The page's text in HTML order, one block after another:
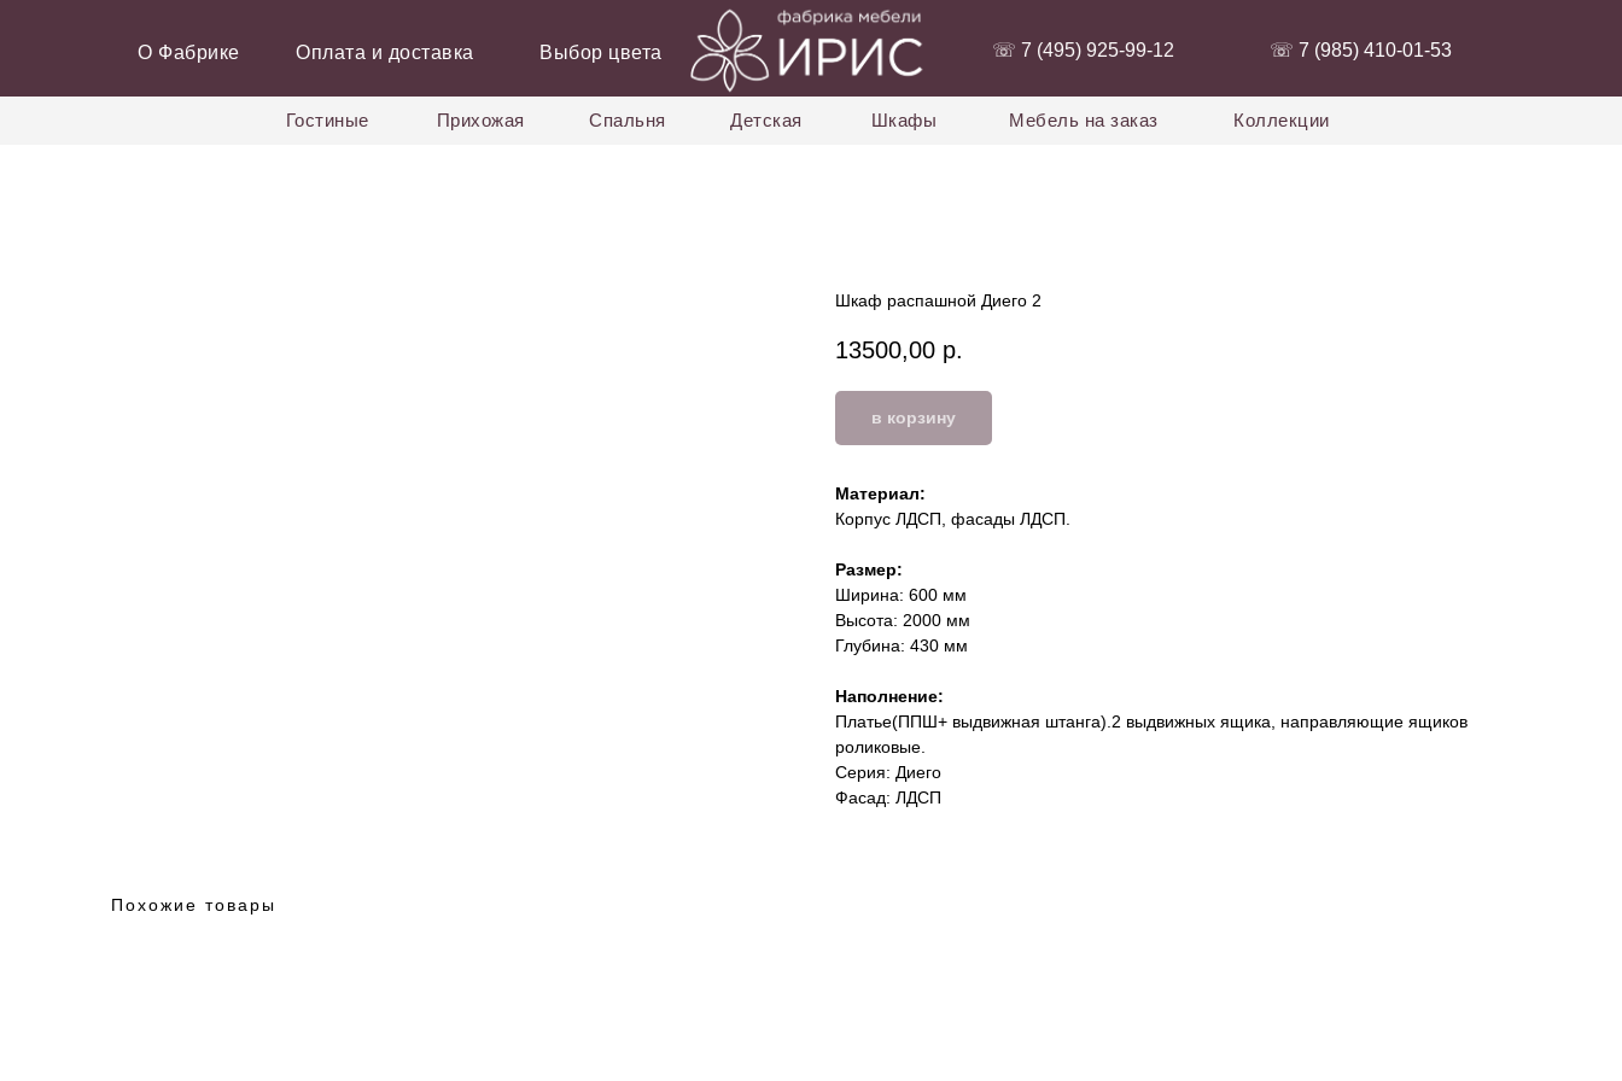
‭☏ 7 (495) 925-99-12‬
О Фабрике Оплата и доставка
Гостиные Прихожая Спальня Детская Шкафы Мебель на заказ
Выбор цвета
Коллекции
‭☏ 7 (985) 410-01-53‬
Шкаф распашной Диего 2
13500,00 р.
в корзину
Материал:
Корпус ЛДСП, фасады ЛДСП.
Размер:
Ширина: 600 мм
Высота: 2000 мм
Глубина: 430 мм
Наполнение:
Платье(ППШ+ выдвижная штанга).2 выдвижных ящика, направляющие ящиков
роликовые.
Серия: Диего
Фасад: ЛДСП
Похожие товары